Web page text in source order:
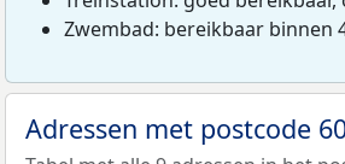
Zwembad: bereikbaar binnen
Adressen met postcode